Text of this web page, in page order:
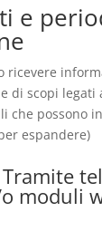
e
ricevere
di scopi legati
che possono
espandere)
moduli